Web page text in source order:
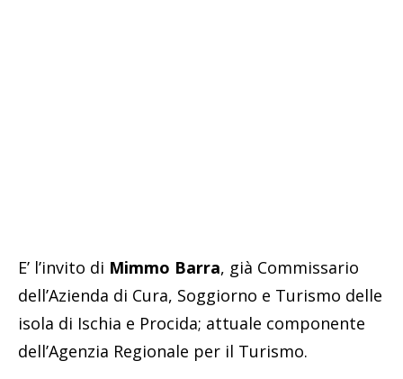
E’ l’invito di Mimmo Barra, già Commissario
dell’Azienda di Cura, Soggiorno e Turismo delle
isola di Ischia e Procida; attuale componente
dell’Agenzia Regionale per il Turismo.